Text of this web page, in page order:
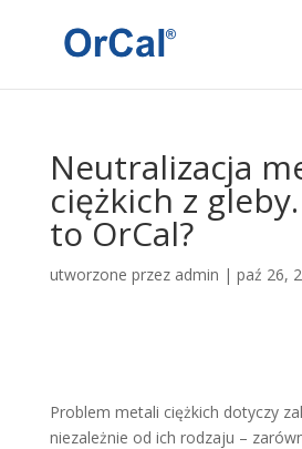
Neutralizacja
ciężkich z
to OrCal?
utworzone przez admin | paź 26,
Problem metali ciężkich dotyczy
niezależnie od ich rodzaju –